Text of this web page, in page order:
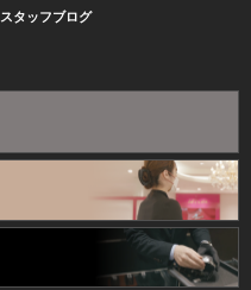
スタッフブログ